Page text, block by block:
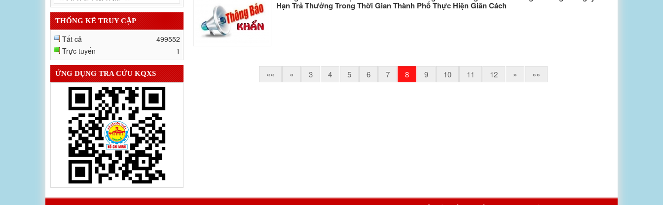
Hạn Trả Thưởng Trong Thời Gian Thành Phố Thực Hiện Giãn Cách
«« « 3 4 5 6 7 8 9 10 11 12 » »»
THỐNG KÊ TRUY CẬP
Tất cả
499552
Trực tuyến
1
ỨNG DỤNG TRA CỨU KQXS